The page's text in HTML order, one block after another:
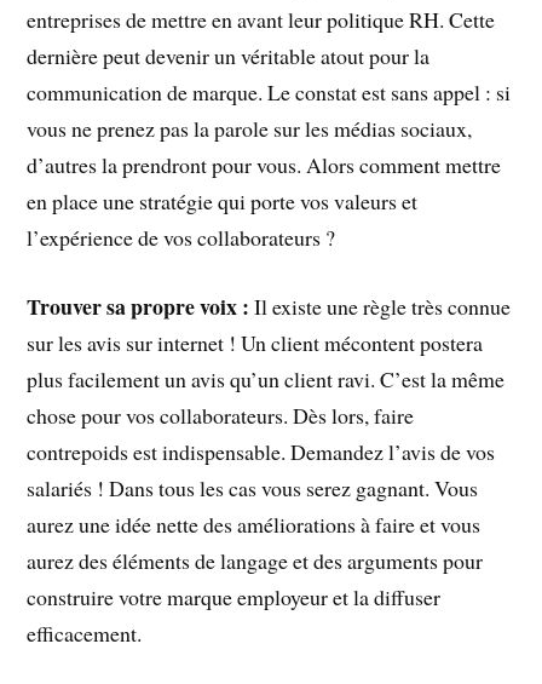
entreprises de mettre en avant leur politique RH. Cette
dernière peut devenir un véritable atout pour la
communication de marque. Le constat est sans appel : si
vous ne prenez pas la parole sur les médias sociaux,
d’autres la prendront pour vous. Alors comment mettre
en place une stratégie qui porte vos valeurs et
l’expérience de vos collaborateurs ?
Trouver sa propre voix :Il existe une règle très connue
sur les avis sur internet ! Un client mécontent postera
plus facilement un avis qu’un client ravi. C’est la même
chose pour vos collaborateurs. Dès lors, faire
contrepoids est indispensable. Demandez l’avis de vos
salariés ! Dans tous les cas vous serez gagnant. Vous
aurez une idée nette des améliorations à faire et vous
aurez des éléments de langage et des arguments pour
construire votre marque employeur et la diffuser
efficacement.